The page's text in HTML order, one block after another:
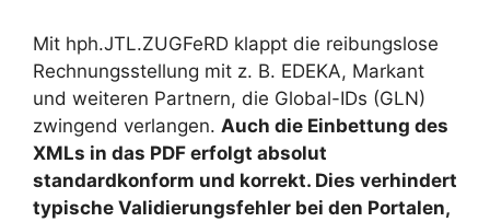
Mit hph.JTL.ZUGFeRD klappt die reibungslose
Rechnungsstellung mit z. B. EDEKA, Markant
und weiteren Partnern, die Global-IDs (GLN)
zwingend verlangen. Auch die Einbettung des
XMLs in das PDF erfolgt absolut
standardkonform und korrekt. Dies verhindert
typische Validierungsfehler bei den Portalen,